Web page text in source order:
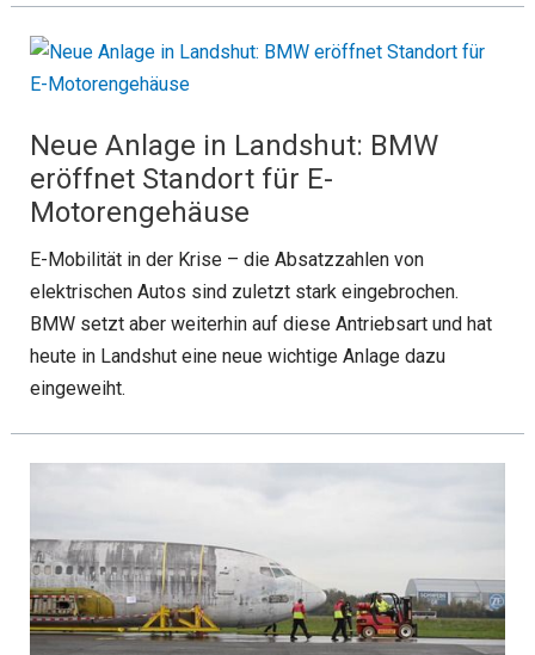
Neue Anlage in Landshut: BMW
eröffnet Standort für E-
Motorengehäuse
E-Mobilität in der Krise – die Absatzzahlen von
elektrischen Autos sind zuletzt stark eingebrochen.
BMW setzt aber weiterhin auf diese Antriebsart und hat
heute in Landshut eine neue wichtige Anlage dazu
eingeweiht.